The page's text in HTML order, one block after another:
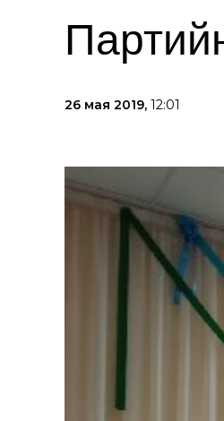
26 мая 2019, 12:01